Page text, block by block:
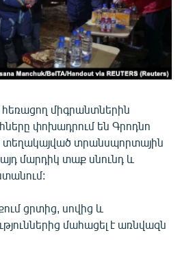
միգրանտներին
փոխադրում են Գրոդնո
տրանսպորտային
մարդիկ տաք սնունդ և
ցրտից, սովից և
մահացել է առնվազն